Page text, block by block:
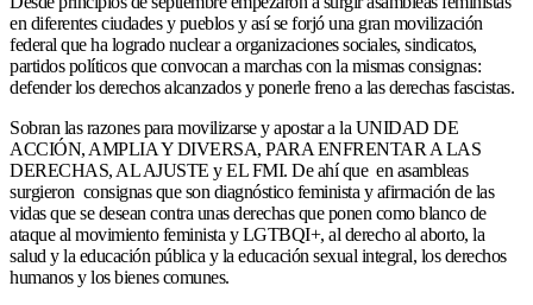
en diferentes ciudades y pueblos y así se forjó una gran movilización
federal que ha logrado nuclear a organizaciones sociales, sindicatos,
partidos políticos que convocan a marchas con la mismas consignas:
defender los derechos alcanzados y ponerle freno a las derechas fascistas.
Sobran las razones para movilizarse y apostar a la UNIDAD DE
ACCIÓN, AMPLIA Y DIVERSA, PARA ENFRENTAR A LAS
DERECHAS, AL AJUSTE y EL FMI. De ahí que en asambleas
surgieron consignas que son diagnóstico feminista y afirmación de las
vidas que se desean contra unas derechas que ponen como blanco de
ataque al movimiento feminista y LGTBQI+, al derecho al aborto, la
salud y la educación pública y la educación sexual integral, los derechos
humanos y los bienes comunes.